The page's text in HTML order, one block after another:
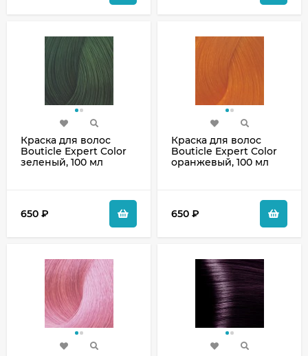
Краска для волос
Bouticle Expert Color
зеленый, 100 мл
650 ₽
Краска для волос
Bouticle Expert Color
оранжевый, 100 мл
650 ₽